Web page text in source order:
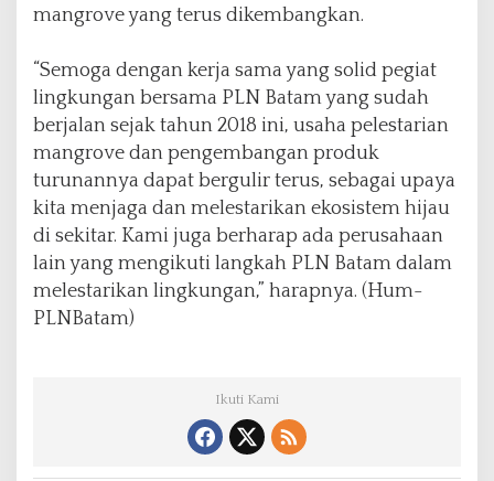
mangrove yang terus dikembangkan.
“Semoga dengan kerja sama yang solid pegiat
lingkungan bersama PLN Batam yang sudah
berjalan sejak tahun 2018 ini, usaha pelestarian
mangrove dan pengembangan produk
turunannya dapat bergulir terus, sebagai upaya
kita menjaga dan melestarikan ekosistem hijau
di sekitar. Kami juga berharap ada perusahaan
lain yang mengikuti langkah PLN Batam dalam
melestarikan lingkungan,” harapnya. (Hum-
PLNBatam)
Ikuti Kami